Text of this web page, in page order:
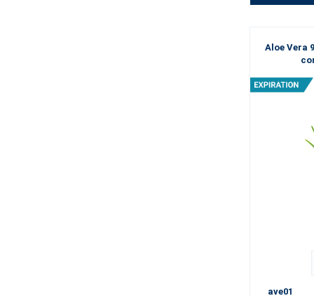
Aloe Vera
ave01